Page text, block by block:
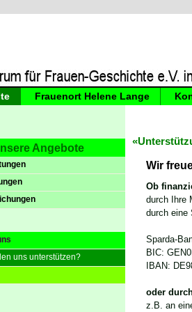
Frauenort Helene Lange
Angebote
uns unterstützen?
Wir
Ob
durch Ihre
durch eine
Sparda-
BIC:
IBAN:
oder
z.B. an